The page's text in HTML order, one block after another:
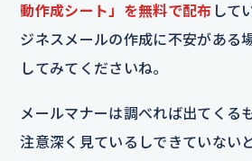
動作成シート」を無料で配布 して
ジネスメールの作成に不安がある
してみてくださいね。
メールマナーは調べれば出てくる
注意深く見ているしできていない